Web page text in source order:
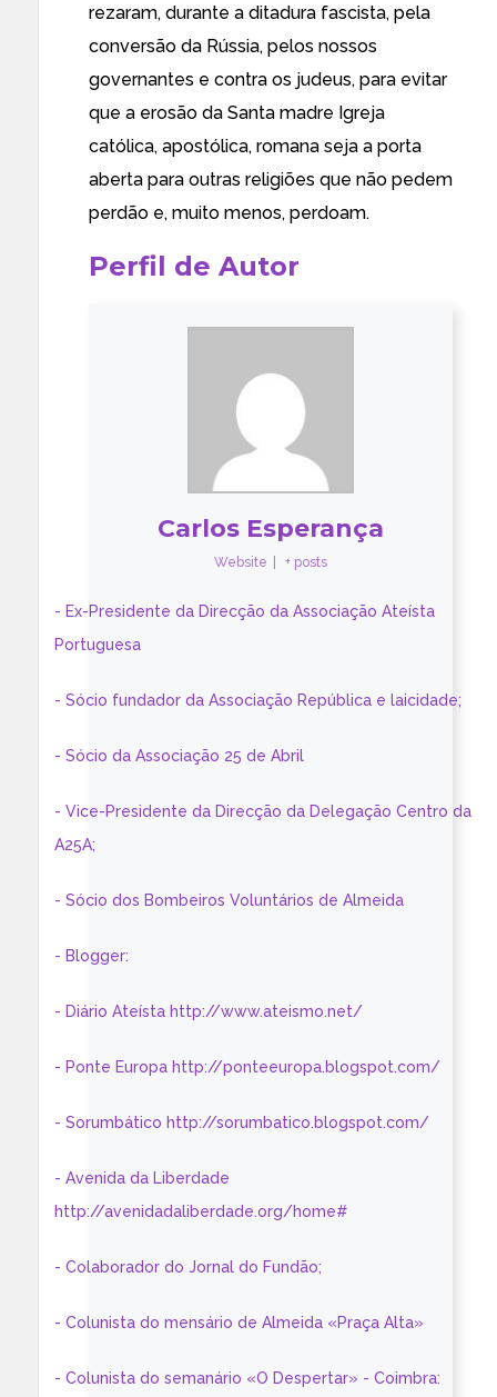
rezaram, durante a ditadura fascista, pela
conversão da Rússia, pelos nossos
governantes e contra os judeus, para evitar
que a erosão da Santa madre Igreja
católica, apostólica, romana seja a porta
aberta para outras religiões que não pedem
perdão e, muito menos, perdoam.
Perfil de Autor
Carlos Esperança
Website + posts
- Ex-Presidente da Direcção da Associação Ateísta
Portuguesa
- Sócio fundador da Associação República e laicidade;
- Sócio da Associação 25 de Abril
- Vice-Presidente da Direcção da Delegação Centro da
A25A;
- Sócio dos Bombeiros Voluntários de Almeida
- Blogger:
- Diário Ateísta http://www.ateismo.net/
- Ponte Europa http://ponteeuropa.blogspot.com/
- Sorumbático http://sorumbatico.blogspot.com/
- Avenida da Liberdade
http://avenidadaliberdade.org/home#
- Colaborador do Jornal do Fundão;
- Colunista do mensário de Almeida «Praça Alta»
- Colunista do semanário «O Despertar» - Coimbra: